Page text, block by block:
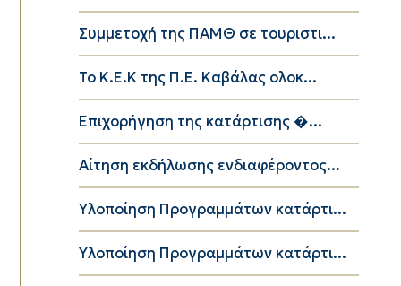
Συμμετοχή της ΠΑΜΘ σε τουριστι...
Το K.E.K της Π.Ε. Καβάλας ολοκ...
Επιχορήγηση της κατάρτισης �...
Αίτηση εκδήλωσης ενδιαφέροντος...
Υλοποίηση Προγραμμάτων κατάρτι...
Υλοποίηση Προγραμμάτων κατάρτι...